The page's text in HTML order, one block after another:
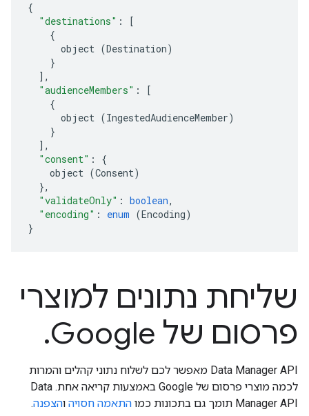
{
"destinations" :
[
{
object (Destination)
}
],
"audienceMembers" :
[
{
object (IngestedAudienceMember)
}
],
"consent" :
{
object (Consent)
},
"validateOnly" : boolean,
"encoding" : enum (Encoding)
}
שליחת נתונים למוצרי
פרסום של Google.
‫Data Manager API מאפשר לכם לשלוח נתוני קהלים והמרות
לכמה מוצרי פרסום של Google באמצעות קריאה אחת. ‫Data
Manager API תומך גם בתכונות כמו
התאמה חסויה והצפנה.